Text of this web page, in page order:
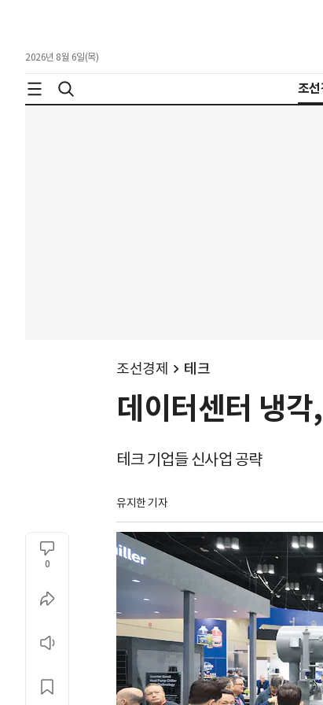
2026년 8월 6일(목)
조선
조선경제 테크
데이터센터 냉
테크 기업들 신사업 공략
유지한 기자
0